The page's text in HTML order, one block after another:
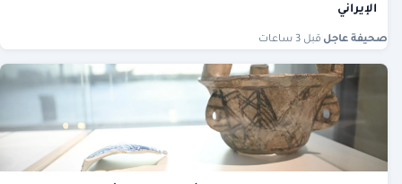
الإيراني
صحيفة عاجل قبل 3 ساعات